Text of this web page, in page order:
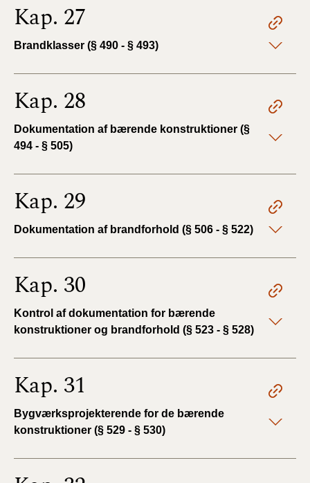
Kap. 27
Brandklasser (§ 490 - § 493)
Kap. 28
Dokumentation af bærende konstruktioner (§
494 - § 505)
Kap. 29
Dokumentation af brandforhold (§ 506 - § 522)
Kap. 30
Kontrol af dokumentation for bærende
konstruktioner og brandforhold (§ 523 - § 528)
Kap. 31
Bygværksprojekterende for de bærende
konstruktioner (§ 529 - § 530)